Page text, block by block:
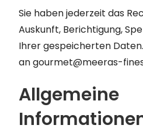
Sie haben jederzeit das
Auskunft, Berichtigung,
Ihrer gespeicherten
an gourmet@meeras-
Allgemeine